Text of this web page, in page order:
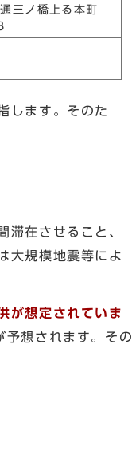
三ノ橋上る本町
します。そのた
在させること、
大規模地震等によ
が想定されていま
予想されます。その